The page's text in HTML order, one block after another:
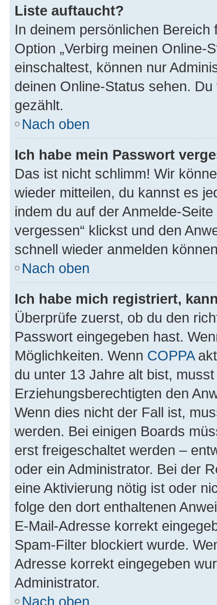
Liste auftaucht?
In deinem persönlichen
Option „Verbirg meinen Online-
einschaltest, können nur
deinen Online-Status sehen.
gezählt.
Nach oben
Ich habe mein Passwort
Das ist nicht schlimm! Wir
wieder mitteilen, du kannst es
indem du auf der Anmelde-
vergessen“ klickst und den
schnell wieder anmelden
Nach oben
Ich habe mich registriert,
Überprüfe zuerst, ob du den
Passwort eingegeben hast.
Möglichkeiten. Wenn COPPA
du unter 13 Jahre alt bist,
Erziehungsberechtigten den
Wenn dies nicht der Fall ist,
werden. Bei einigen Boards
erst freigeschaltet werden –
oder ein Administrator. Bei der
eine Aktivierung nötig ist oder
folge den dort enthaltenen
E-Mail-Adresse korrekt
Spam-Filter blockiert wurde.
Adresse korrekt eingegeben
Administrator.
Nach oben